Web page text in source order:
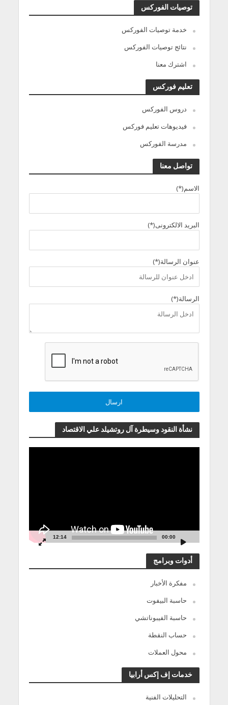
توصيات الفوركس
خدمة توصيات الفوركس
نتائج توصيات الفوركس
اشترك معنا
تعليم فوركس
دروس الفوركس
فيديوهات تعليم فوركس
مدرسة الفوركس
تواصل معنا
الاسم(*)
البريد الالكترونى(*)
عنوان الرسالة(*)
الرسالة(*)
نشأة النقود وسيطرة آل روتشيلد علي الاقتصاد
00:00
12:14
أدوات وبرامج
مفكرة الأخبار
حاسبة البيفوت
حاسبة الفيبوناتشي
حساب النقطة
محول العملات
خدمات إف إكس أرابيا
التحليلات الفنية